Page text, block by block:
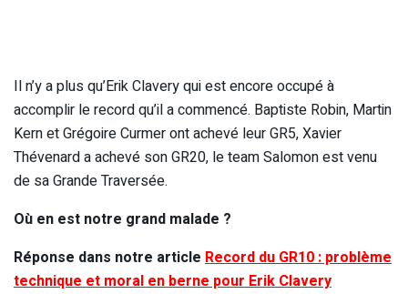
Il n’y a plus qu’Erik Clavery qui est encore occupé à
accomplir le record qu’il a commencé. Baptiste Robin, Martin
Kern et Grégoire Curmer ont achevé leur GR5, Xavier
Thévenard a achevé son GR20, le team Salomon est venu
de sa Grande Traversée.
Où en est notre grand malade ?
Réponse dans notre article Record du GR10 : problème
technique et moral en berne pour Erik Clavery